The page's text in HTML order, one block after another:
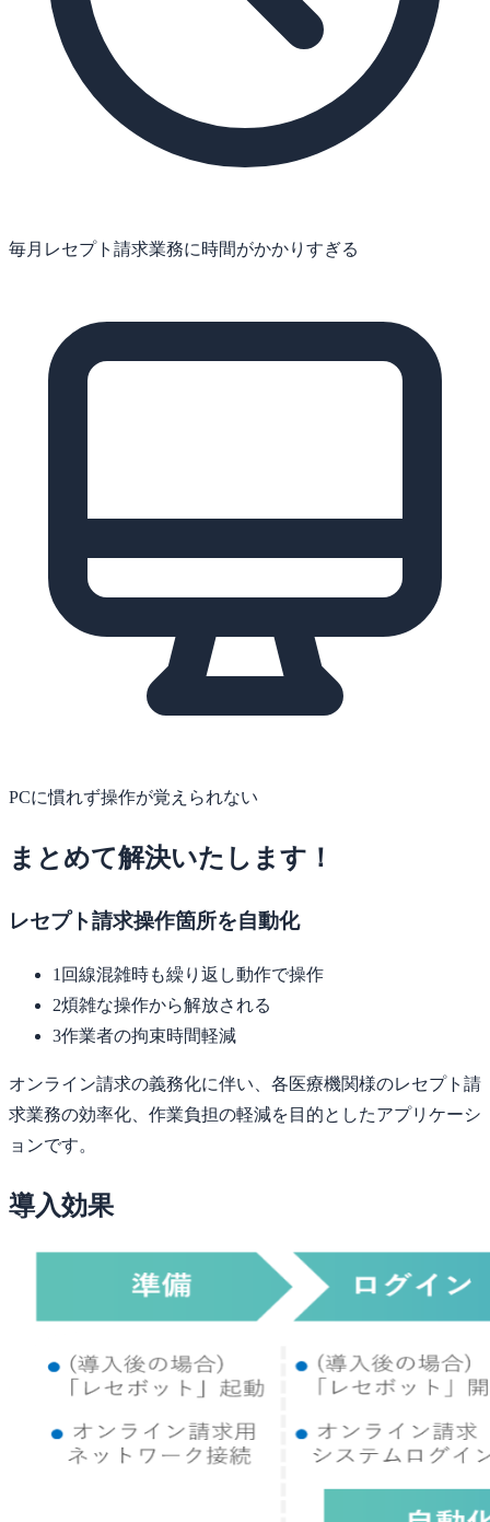
毎月レセプト請求業務に時間がかかりすぎる
PCに慣れず操作が覚えられない
まとめて解決いたします！
レセプト請求操作箇所を自動化
1 回線混雑時も繰り返し動作で操作
2煩雑な操作から解放される
3作業者の拘束時間軽減
オンライン請求の義務化に伴い、各医療機関様のレセプト請
求業務の効率化、作業負担の軽減を目的としたアプリケーシ
ョンです。
導入効果